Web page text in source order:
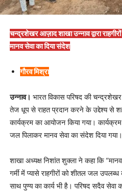
चन्द्रशेखर आज़ाद शाखा उन्नाव द्वारा
मानव सेवा का दिया संदेश
गौरव मिश्रा
उन्नाव। भारत विकास परिषद की चन्द्रशेखर
तेज धूप से राहत प्रदान करने के उद्देश्य से
कार्यक्रम का आयोजन किया गया। कार्यक्रम
जल पिलाकर मानव सेवा का संदेश दिया गया।
शाखा अध्यक्ष निशांत शुक्ला ने कहा कि
गर्मी में प्यासे राहगीरों को शीतल जल
साथ पुण्य का कार्य भी है। परिषद सदैव सेवा